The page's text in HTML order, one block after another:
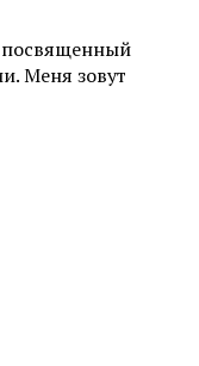
Меня зовут